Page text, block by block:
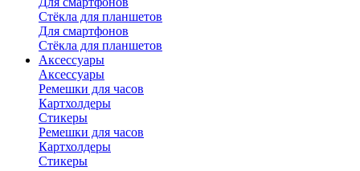
Стёкла для планшетов
Для смартфонов
Стёкла для планшетов
Аксессуары
Аксессуары
Ремешки для часов
Картхолдеры
Стикеры
Ремешки для часов
Картхолдеры
Стикеры